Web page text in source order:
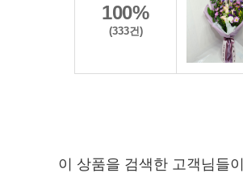
100%
(333건)
이 상품을 검색한 고객님들